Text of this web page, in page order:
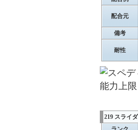
配合元
備考
耐性
219 スライ